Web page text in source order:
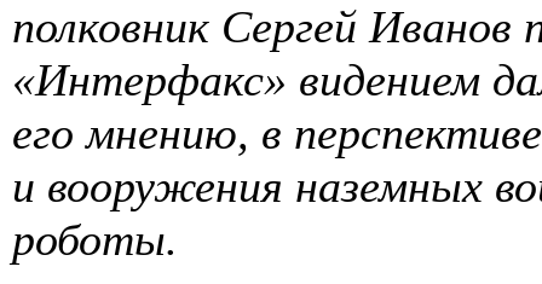
полковник Сергей Иванов
«Интерфакс» видением
его мнению, в
и вооружения наземных
роботы.